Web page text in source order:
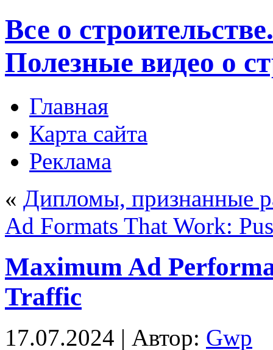
Все о
Полезные видео о
Главная
Карта сайта
Реклама
« Дипломы, признанные
Ad Formats That Work:
Maximum Ad
Traffic
17.07.2024 | Автор: Gwp